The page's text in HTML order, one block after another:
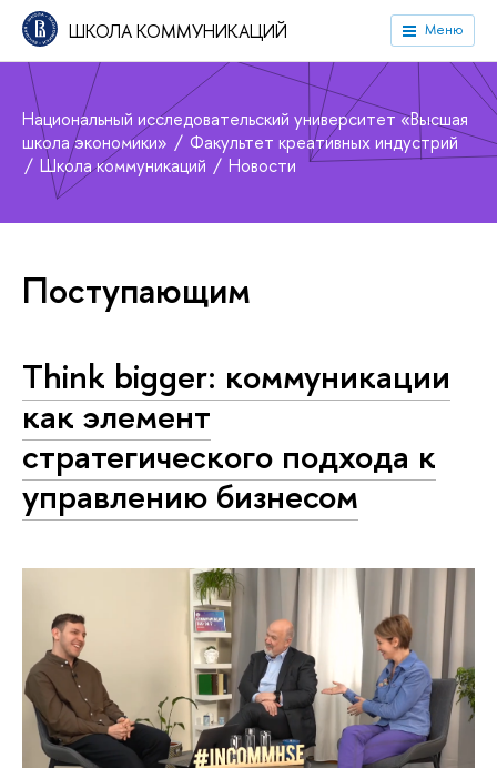
ШКОЛА КОММУНИКАЦИЙ Меню
Национальный исследовательский университет «Высшая
школа экономики»
Факультет креативных индустрий
Школа коммуникаций
Новости
Поступающим
Think bigger: коммуникации
как элемент
стратегического подхода к
управлению бизнесом